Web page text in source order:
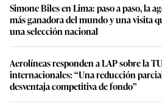
Simone Biles en Lima: paso a paso, la
más ganadora del mundo y una visita
una selección nacional
Aerolíneas responden a LAP sobre la
internacionales: “Una reducción
desventaja competitiva de fondo”